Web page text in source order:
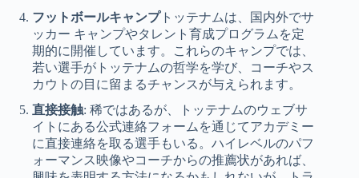
フットボールキャンプトッテナムは、国内外でサ
ッカー キャンプやタレント育成プログラムを定
期的に開催しています。これらのキャンプでは、
若い選手がトッテナムの哲学を学び、コーチやス
カウトの目に留まるチャンスが与えられます。
直接接触: 稀ではあるが、トッテナムのウェブサ
イトにある公式連絡フォームを通じてアカデミー
に直接連絡を取る選手もいる。ハイレベルのパフ
ォーマンス映像やコーチからの推薦状があれば、